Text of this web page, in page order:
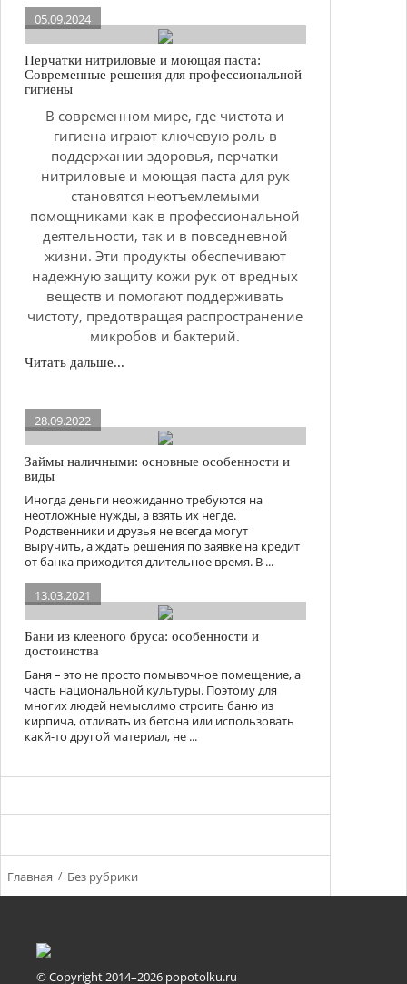
05.09.2024
Перчатки нитриловые и моющая паста:
Современные решения для профессиональной
гигиены
В современном мире, где чистота и
гигиена играют ключевую роль в
поддержании здоровья, перчатки
нитриловые и моющая паста для рук
становятся неотъемлемыми
помощниками как в профессиональной
деятельности, так и в повседневной
жизни. Эти продукты обеспечивают
надежную защиту кожи рук от вредных
веществ и помогают поддерживать
чистоту, предотвращая распространение
микробов и бактерий.
Читать дальше...
28.09.2022
Займы наличными: основные особенности и
виды
Иногда деньги неожиданно требуются на
неотложные нужды, а взять их негде.
Родственники и друзья не всегда могут
выручить, а ждать решения по заявке на кредит
от банка приходится длительное время. В ...
13.03.2021
Бани из клееного бруса: особенности и
достоинства
Баня – это не просто помывочное помещение, а
часть национальной культуры. Поэтому для
многих людей немыслимо строить баню из
кирпича, отливать из бетона или использовать
какй-то другой материал, не ...
Главная Без рубрики
© Copyright 2014–2026 popotolku.ru